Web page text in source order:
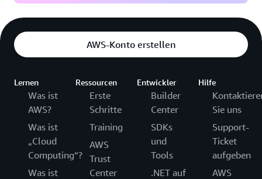
AWS-Konto erstellen
Lernen
Was ist
AWS?
Was ist
„Cloud
Computing“?
Was ist
Ressourcen
Erste
Schritte
Training
AWS
Trust
Center
Entwickler
Builder
Center
SDKs
und
Tools
.NET auf
Hilfe
Sie uns
Support-
Ticket
aufgeben
AWS